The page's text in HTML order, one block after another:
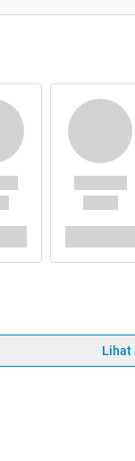
Lihat